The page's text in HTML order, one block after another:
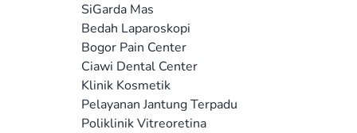
SiGarda Mas
Bedah Laparoskopi
Bogor Pain Center
Ciawi Dental Center
Klinik Kosmetik
Pelayanan Jantung Terpadu
Poliklinik Vitreoretina